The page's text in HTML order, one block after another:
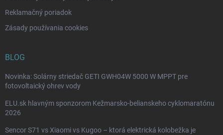
Reklamačný poriadok
Zásady používania cookies
BLOG
Novinka: Solárny striedač GETI GWH04W 5000 W MPPT pre
fotovoltaický ohrev vody
ELU.sk hlavným sponzorom Kežmarsko-belianskeho cyklomaratónu
2026
Sencor S71 vs Xiaomi vs Kugoo – ktorá elektrická kolobežka je